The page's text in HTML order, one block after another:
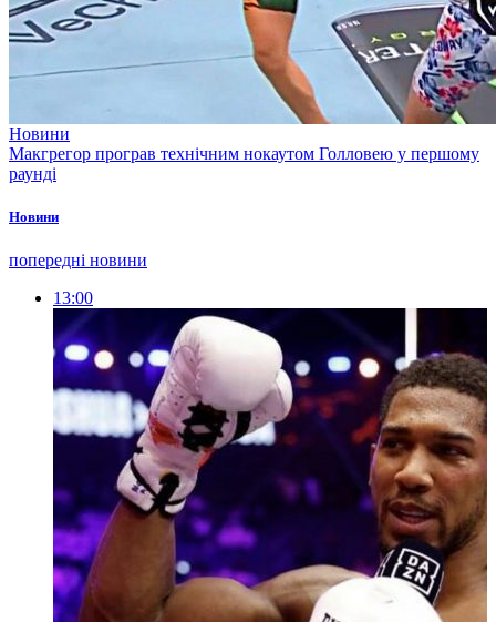
Новини
Макгрегор програв технічним нокаутом Голловею у першому
раунді
Новини
попередні новини
13:00